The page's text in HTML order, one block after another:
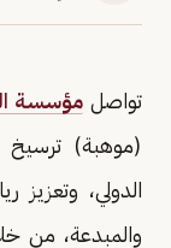
تواصلمؤسسة
(موهبة) ترسيخ
الدولي، وتعزيز
والمبدعة، من